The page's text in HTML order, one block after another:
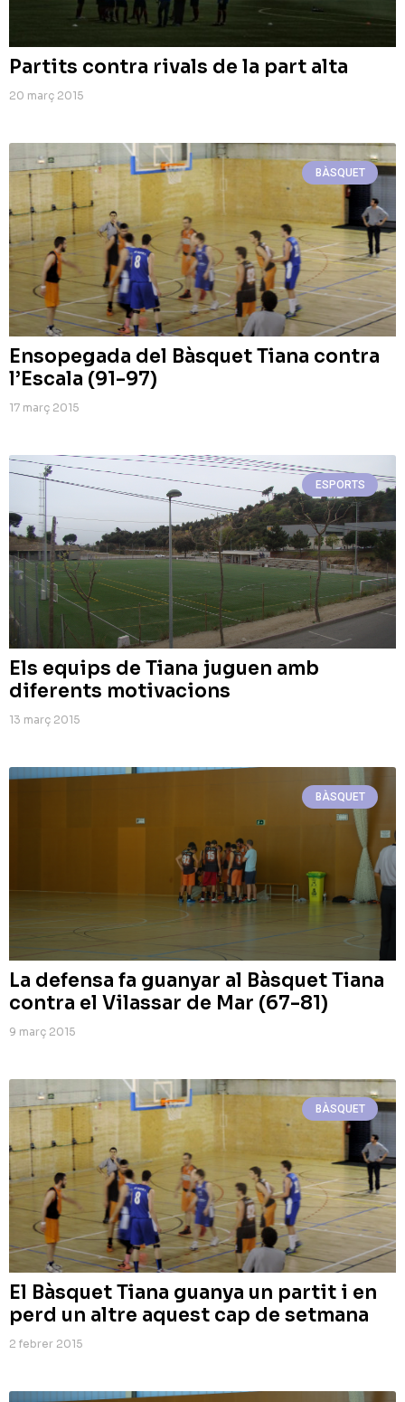
Partits contra rivals de la part alta
20 març 2015
BÀSQUET
Ensopegada del Bàsquet Tiana contra
l’Escala (91-97)
17 març 2015
ESPORTS
Els equips de Tiana juguen amb
diferents motivacions
13 març 2015
BÀSQUET
La defensa fa guanyar al Bàsquet Tiana
contra el Vilassar de Mar (67-81)
9 març 2015
BÀSQUET
El Bàsquet Tiana guanya un partit i en
perd un altre aquest cap de setmana
2 febrer 2015